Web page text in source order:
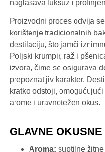
naglašava luksuz i
Proizvodni proces odvija
korištenje tradicionalnih
destilaciju, što jamči
Poljski krumpir, raž i
izvora, čime se osigurava
prepoznatljiv karakter.
kratko odstoji,
arome i uravnotežen okus.
GLAVNE OKUSNE
Aroma: suptilne